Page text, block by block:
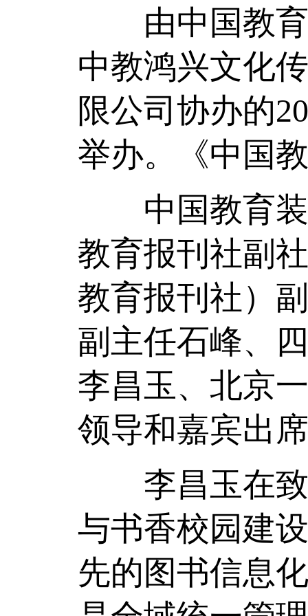
由中国教育
中教鸿兴文化
限公司协办的
举办。《中国
中国教育
教育报刊社副
教育报刊社）
副主任石峰、
李昌玉、北京
领导和嘉宾出
李昌玉在致
与书香校园建
先的图书信息